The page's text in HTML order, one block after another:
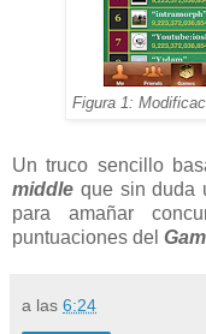
Figura 1:
Un truco sencillo
middle que sin duda
para amañar
puntuaciones del
a las 6:24